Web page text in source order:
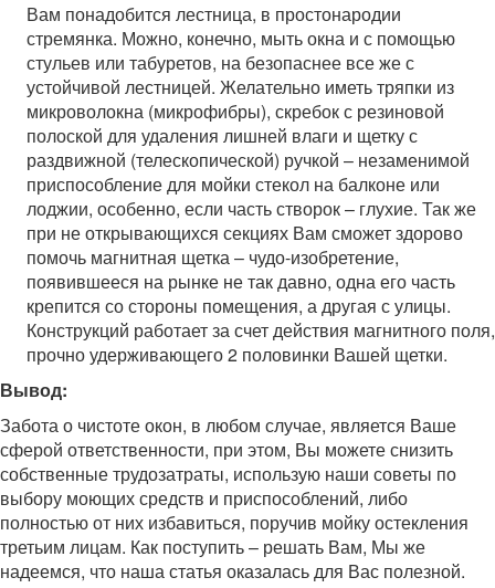
Вам понадобится лестница, в простонародии
стремянка. Можно, конечно, мыть окна и с помощью
стульев или табуретов, на безопаснее все же с
устойчивой лестницей. Желательно иметь тряпки из
микроволокна (микрофибры), скребок с резиновой
полоской для удаления лишней влаги и щетку с
раздвижной (телескопической) ручкой – незаменимой
приспособление для мойки стекол на балконе или
лоджии, особенно, если часть створок – глухие. Так же
при не открывающихся секциях Вам сможет здорово
помочь магнитная щетка – чудо-изобретение,
появившееся на рынке не так давно, одна его часть
крепится со стороны помещения, а другая с улицы.
Конструкций работает за счет действия магнитного поля,
прочно удерживающего 2 половинки Вашей щетки.
Вывод:
Забота о чистоте окон, в любом случае, является Ваше
сферой ответственности, при этом, Вы можете снизить
собственные трудозатраты, использую наши советы по
выбору моющих средств и приспособлений, либо
полностью от них избавиться, поручив мойку остекления
третьим лицам. Как поступить – решать Вам, Мы же
надеемся, что наша статья оказалась для Вас полезной.